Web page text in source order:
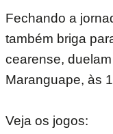
Fechando a
também briga
cearense,
Maranguape, às
Veja os jogos: